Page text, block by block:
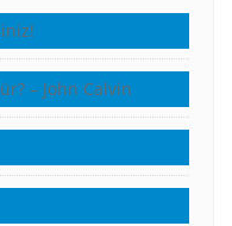
– John Calvin